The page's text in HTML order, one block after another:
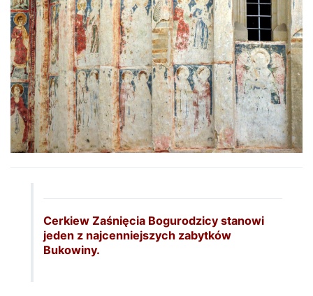
Cerkiew Zaśnięcia Bogurodzicy stanowi
jeden z najcenniejszych zabytków
Bukowiny.